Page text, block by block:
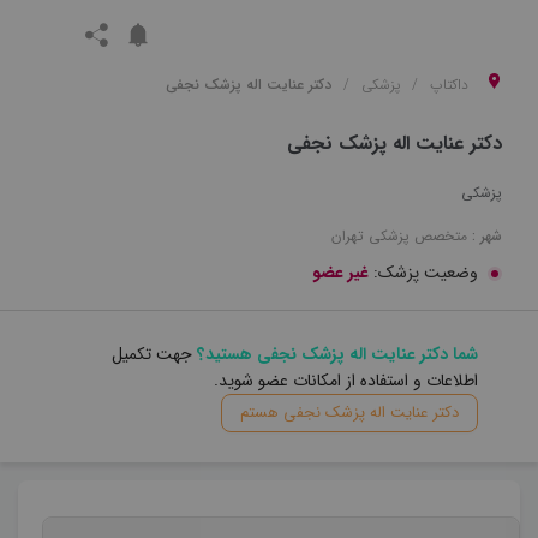
داکتاپ پزشکی دکتر عنایت اله پزشک نجفی
دکتر عنایت اله پزشک نجفی
پزشکی
شهر : متخصص پزشکی تهران
وضعیت پزشک: غیر عضو
شما دکتر عنایت اله پزشک نجفی هستید؟جهت تکمیل
اطلاعات و استفاده از امکانات عضو شوید.
دکتر عنایت اله پزشک نجفی هستم